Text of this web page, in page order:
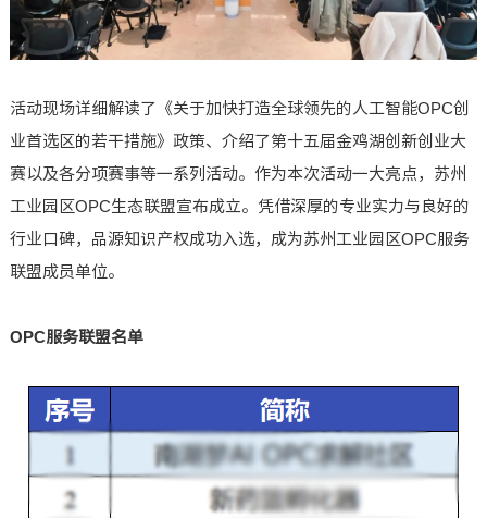
活动现场详细解读了《关于加快打造全球领先的人工智能OPC创
业首选区的若干措施》政策、介绍了第十五届金鸡湖创新创业大
赛以及各分项赛事等一系列活动。作为本次活动一大亮点，苏州
工业园区OPC生态联盟宣布成立。凭借深厚的专业实力与良好的
行业口碑，品源知识产权成功入选，成为苏州工业园区OPC服务
联盟成员单位。
OPC服务联盟名单